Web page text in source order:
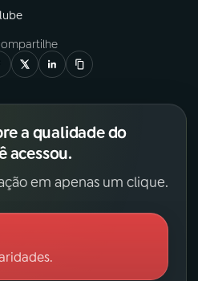
a qualidade do
acessou.
em apenas um clique.